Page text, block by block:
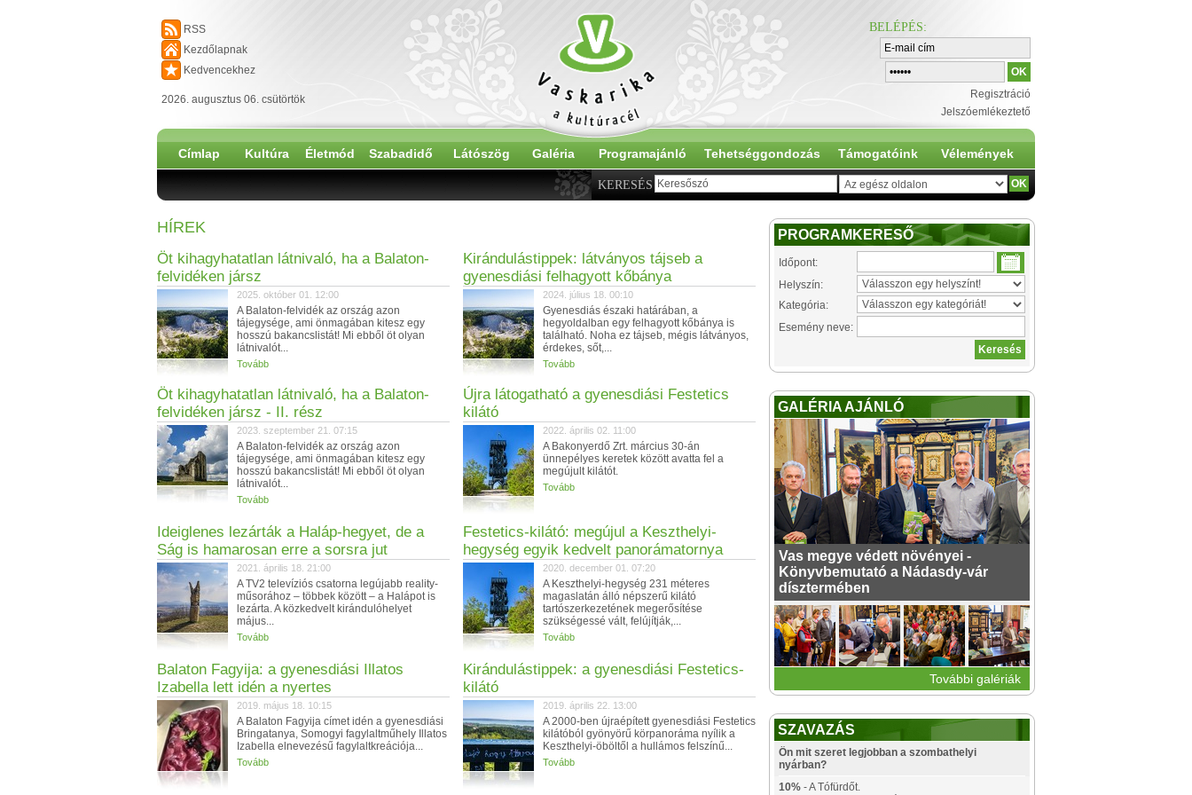
RSS
Kezdőlapnak
Kedvencekhez
2026. augusztus 06. csütörtök
BELÉPÉS:
Regisztráció
Jelszóemlékeztető
Címlap Kultúra Életmód Szabadidő Látószög Galéria Programajánló Tehetséggondozás Támogatóink Vélemények
KERESÉS
HÍREK
Öt kihagyhatatlan látnivaló, ha a Balaton-
felvidéken jársz
2025. október 01. 12:00
A Balaton-felvidék az ország azon
tájegysége, ami önmagában kitesz egy
hosszú bakancslistát! Mi ebből öt olyan
látnivalót...
Tovább
Kirándulástippek: látványos tájseb a
gyenesdiási felhagyott kőbánya
2024. július 18. 00:10
Gyenesdiás északi határában, a
hegyoldalban egy felhagyott kőbánya is
található. Noha ez tájseb, mégis látványos,
érdekes, sőt,...
Tovább
Öt kihagyhatatlan látnivaló, ha a Balaton-
felvidéken jársz - II. rész
2023. szeptember 21. 07:15
A Balaton-felvidék az ország azon
tájegysége, ami önmagában kitesz egy
hosszú bakancslistát! Mi ebből öt olyan
látnivalót...
Tovább
Újra látogatható a gyenesdiási Festetics
kilátó
2022. április 02. 11:00
A Bakonyerdő Zrt. március 30-án
ünnepélyes keretek között avatta fel a
megújult kilátót.
Tovább
Ideiglenes lezárták a Haláp-hegyet, de a
Ság is hamarosan erre a sorsra jut
2021. április 18. 21:00
A TV2 televíziós csatorna legújabb reality-
műsorához – többek között – a Halápot is
lezárta. A közkedvelt kirándulóhelyet
május...
Tovább
Festetics-kilátó: megújul a Keszthelyi-
hegység egyik kedvelt panorámatornya
2020. december 01. 07:20
A Keszthelyi-hegység 231 méteres
magaslatán álló népszerű kilátó
tartószerkezetének megerősítése
szükségessé vált, felújítják,...
Tovább
Balaton Fagyija: a gyenesdiási Illatos
Izabella lett idén a nyertes
2019. május 18. 10:15
A Balaton Fagyija címet idén a gyenesdiási
Bringatanya, Somogyi fagylaltműhely Illatos
Izabella elnevezésű fagylaltkreációja...
Tovább
Kirándulástippek: a gyenesdiási Festetics-
kilátó
2019. április 22. 13:00
A 2000-ben újraépített gyenesdiási Festetics
kilátóból gyönyörű körpanoráma nyílik a
Keszthelyi-öböltől a hullámos felszínű...
Tovább
PROGRAMKERESŐ
Időpont:
Helyszín:
Kategória:
Esemény neve:
GALÉRIA AJÁNLÓ
Vas megye védett növényei -
Könyvbemutató a Nádasdy-vár
dísztermében
További galériák
SZAVAZÁS
Ön mit szeret legjobban a szombathelyi
nyárban?
10% - A Tófürdőt.